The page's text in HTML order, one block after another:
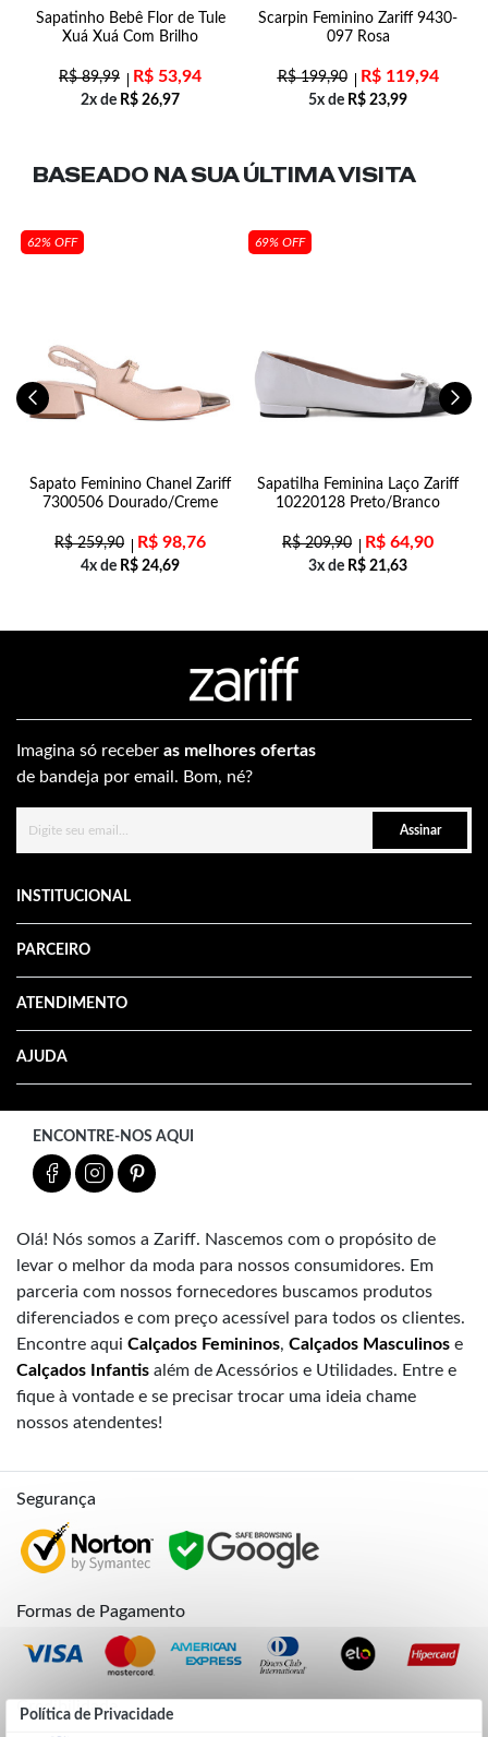
Política de Privacidade
Sapatinho Bebê Flor de Tule
Xuá Xuá Com Brilho
R$89,99 R$ 53,94
2x de R$ 26,97
Scarpin Feminino Zariff 9430-
097 Rosa
R$199,90 R$119,94
5x de R$ 23,99
BASEADO NA SUAÚLTIMA VISITA
62% OFF
Sapato Feminino Chanel Zariff
7300506 Dourado/Creme
R$259,90 R$ 98,76
4x de R$ 24,69
69% OFF
Sapatilha Feminina Laço Zariff
10220128 Preto/Branco
R$209,90 R$ 64,90
3x de R$ 21,63
Imagina só receber as melhores ofertas
de bandeja por email. Bom, né?
Assinar
INSTITUCIONAL
PARCEIRO
ATENDIMENTO
AJUDA
ENCONTRE-NOS AQUI
Olá! Nós somos a Zariff. Nascemos com o propósito de
levar o melhor da moda para nossos consumidores. Em
parceria com nossos fornecedores buscamos produtos
diferenciados e com preço acessível para todos os clientes.
Encontre aqui Calçados Femininos, Calçados Masculinos e
Calçados Infantis além de Acessórios e Utilidades. Entre e
fique à vontade e se precisar trocar uma ideia chame
nossos atendentes!
Segurança
Formas de Pagamento
Credibilidade